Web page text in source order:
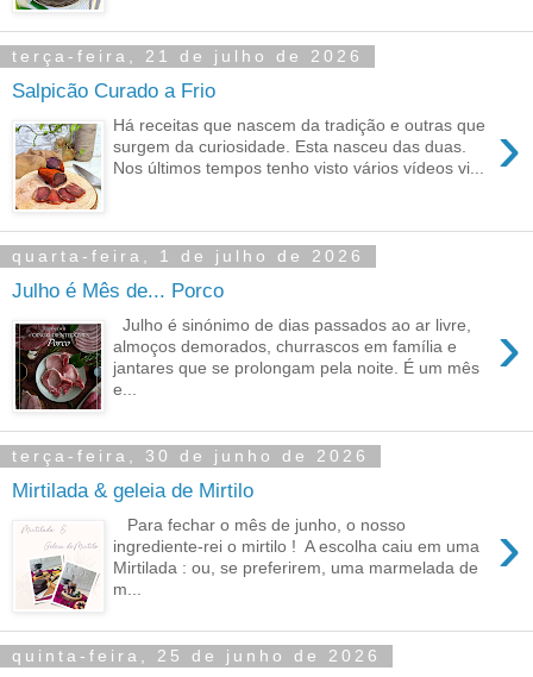
terça-feira, 21 de julho de 2026
Salpicão Curado a Frio
›
Há receitas que nascem da tradição e outras que
surgem da curiosidade. Esta nasceu das duas.
Nos últimos tempos tenho visto vários vídeos vi...
quarta-feira, 1 de julho de 2026
Julho é Mês de... Porco
›
Julho é sinónimo de dias passados ao ar livre,
almoços demorados, churrascos em família e
jantares que se prolongam pela noite. É um mês
e...
terça-feira, 30 de junho de 2026
Mirtilada & geleia de Mirtilo
›
Para fechar o mês de junho, o nosso
ingrediente-rei o mirtilo ! A escolha caiu em uma
Mirtilada : ou, se preferirem, uma marmelada de
m...
quinta-feira, 25 de junho de 2026